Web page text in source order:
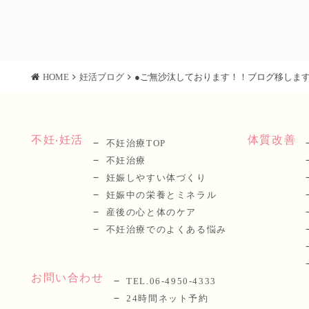
HOME 妊活ブログ ●ご無沙汰しております！！ブログ移しま
不妊‧妊活
不妊治療TOP
不妊治療
妊娠しやすい体づくり
妊娠中の栄養とミネラル
産後の⼼と体のケア
不妊治療でのよくある悩み
体質改善
お問い合わせ
TEL.06-4950-4333
24時間ネット予約